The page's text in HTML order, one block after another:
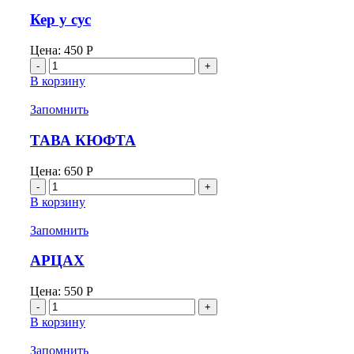
Кер у сус
Цена: 450 Р
Количество
товара
Кер
у
В корзину
Запомнить
ТАВА КЮФТА
Цена: 650 Р
Количество
товара
ТАВА
КЮФТА
В корзину
Запомнить
АРЦАХ
Цена: 550 Р
Количество
товара
АРЦАХ
В корзину
Запомнить